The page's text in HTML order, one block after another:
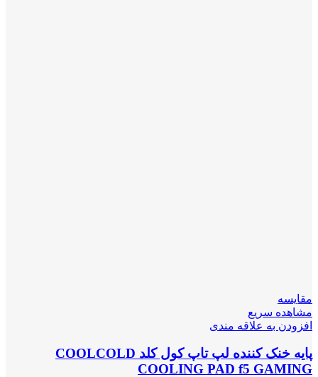
مقایسه
مشاهده سریع
افزودن به علاقه مندی
پایه خنک کننده لپ تاپ کول کلد COOLCOLD
COOLING PAD f5 GAMING